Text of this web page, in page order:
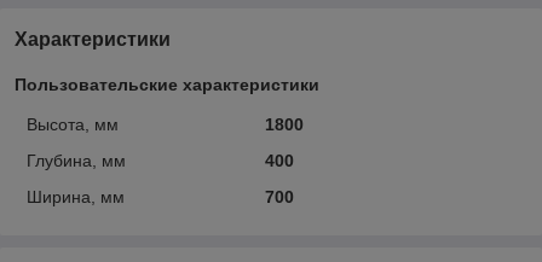
Характеристики
Пользовательские характеристики
Высота, мм
1800
Глубина, мм
400
Ширина, мм
700